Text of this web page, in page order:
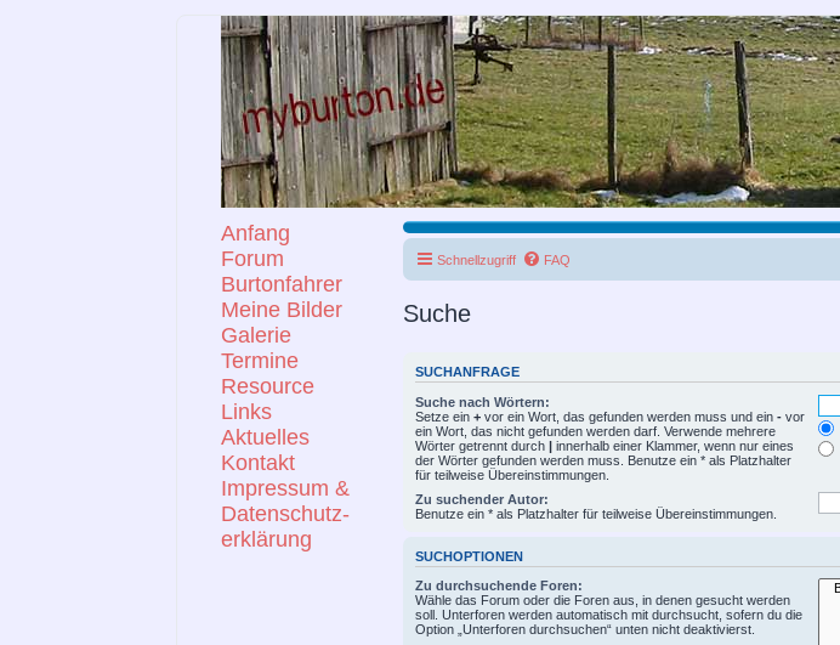
Anfang
Forum
Burtonfahrer
Meine Bilder
Galerie
Termine
Resource
Links
Aktuelles
Kontakt
Impressum &
Datenschutz-
erklärung
Schnellzugriff FAQ
Suche
SUCHANFRAGE
Suche nach Wörtern:
Setze ein + vor ein Wort, das gefunden werden muss und ein - vor
ein Wort, das nicht gefunden werden darf. Verwende mehrere
Wörter getrennt durch | innerhalb einer Klammer, wenn nur eines
der Wörter gefunden werden muss. Benutze ein * als Platzhalter
für teilweise Übereinstimmungen.
Zu suchender Autor:
Benutze ein * als Platzhalter für teilweise Übereinstimmungen.
SUCHOPTIONEN
Zu durchsuchende Foren:
Wähle das Forum oder die Foren aus, in denen gesucht werden
soll. Unterforen werden automatisch mit durchsucht, sofern du die
Option „Unterforen durchsuchen“ unten nicht deaktivierst.